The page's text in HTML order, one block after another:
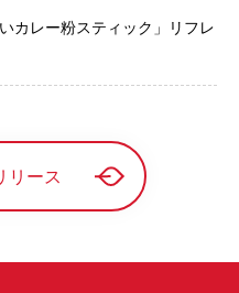
カレー粉スティック」リフレ
リース